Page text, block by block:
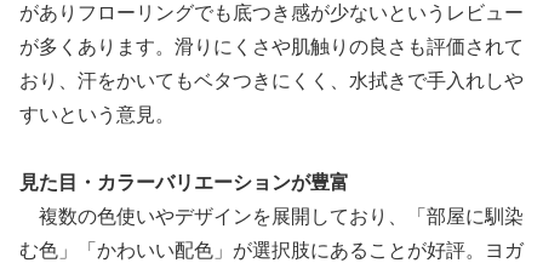
がありフローリングでも底つき感が少ないというレビュー
が多くあります。滑りにくさや肌触りの良さも評価されて
おり、汗をかいてもベタつきにくく、水拭きで手入れしや
すいという意見。
見た目・カラーバリエーションが豊富
複数の色使いやデザインを展開しており、「部屋に馴染
む色」「かわいい配色」が選択肢にあることが好評。ヨガ